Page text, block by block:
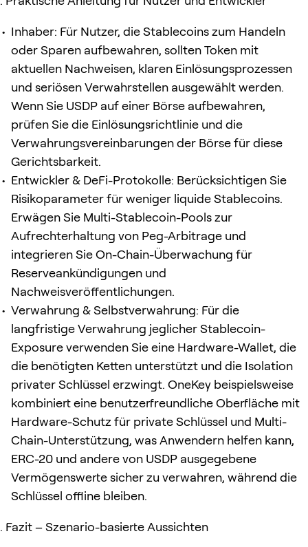
Inhaber: Für Nutzer, die Stablecoins zum Handeln
oder Sparen aufbewahren, sollten Token mit
aktuellen Nachweisen, klaren Einlösungsprozessen
und seriösen Verwahrstellen ausgewählt werden.
Wenn Sie USDP auf einer Börse aufbewahren,
prüfen Sie die Einlösungsrichtlinie und die
Verwahrungsvereinbarungen der Börse für diese
Gerichtsbarkeit.
Entwickler & DeFi-Protokolle: Berücksichtigen Sie
Risikoparameter für weniger liquide Stablecoins.
Erwägen Sie Multi-Stablecoin-Pools zur
Aufrechterhaltung von Peg-Arbitrage und
integrieren Sie On-Chain-Überwachung für
Reserveankündigungen und
Nachweisveröffentlichungen.
Verwahrung & Selbstverwahrung: Für die
langfristige Verwahrung jeglicher Stablecoin-
Exposure verwenden Sie eine Hardware-Wallet, die
die benötigten Ketten unterstützt und die Isolation
privater Schlüssel erzwingt. OneKey beispielsweise
kombiniert eine benutzerfreundliche Oberfläche mit
Hardware-Schutz für private Schlüssel und Multi-
Chain-Unterstützung, was Anwendern helfen kann,
ERC-20 und andere von USDP ausgegebene
Vermögenswerte sicher zu verwahren, während die
Schlüssel offline bleiben.
Fazit – Szenario-basierte Aussichten